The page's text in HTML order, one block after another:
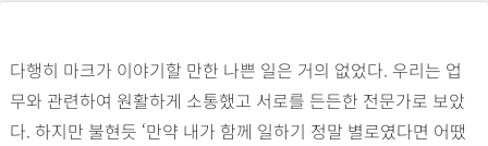
u
s
다행히 마크가 이야기할 만한 나쁜 일은 거의 없었다. 우리는 업
무와 관련하여 원활하게 소통했고 서로를 든든한 전문가로 보았
다. 하지만 불현듯 ‘만약 내가 함께 일하기 정말 별로였다면 어땠